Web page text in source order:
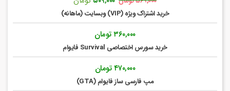
اصلی:
۵۶۹,۰۰۰ تومان
فعلی:
۵۰۹,۰۰۰ تومان.
خرید اشتراک ویژه (VIP) وبسایت (ماهانه)
۳۶۰,۰۰۰تومان
خرید سورس اختصاصی Survival فایوام
۴۷۰,۰۰۰تومان
مپ فارسی ساز فایوام (GTA)